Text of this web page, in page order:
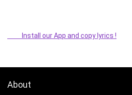
Install our App and copy lyrics !
About